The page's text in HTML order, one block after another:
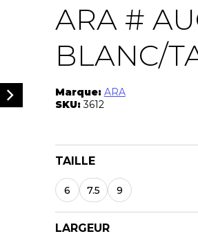
ARA #
BLANC/
Marque: ARA
SKU:3612
TAILLE
6 7.5 9
LARGEUR